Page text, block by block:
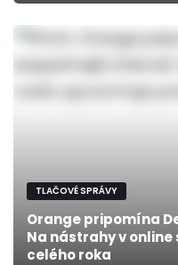
TLAČOVÉ SPRÁVY
Orange pripomína
Na nástrahy v
celého roka